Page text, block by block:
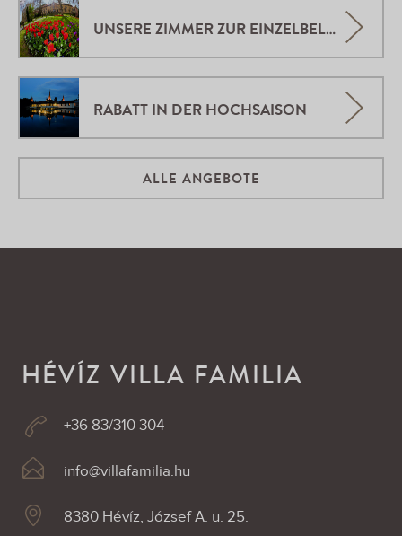
UNSERE ZIMMER ZUR EINZELBELEGUNG
RABATT IN DER HOCHSAISON
ALLE ANGEBOTE
HÉVÍZ VILLA FAMILIA
+36 83/310 304
info@villafamilia.hu
8380 Hévíz, József A. u. 25.